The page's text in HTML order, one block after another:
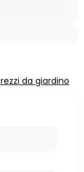
da giardino